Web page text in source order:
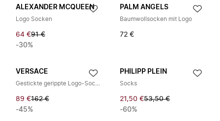
ALEXANDER MCQUEEN
Logo Socken
64 €91 €
-30%
PALM ANGELS
Baumwollsocken mit Logo
72 €
VERSACE
Gestickte gerippte Logo-Socken
89 €162 €
-45%
PHILIPP PLEIN
Socks
21,50 €53,50 €
-60%